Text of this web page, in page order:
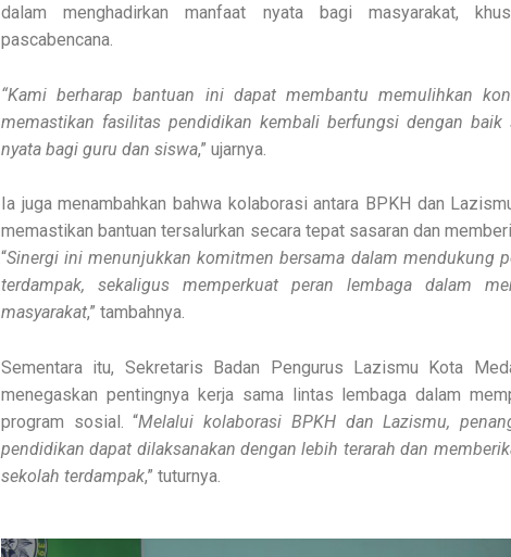
dalam menghadirkan manfaat nyata bagi masyarakat,
pascabencana.
“Kami berharap bantuan ini dapat membantu memulihkan
memastikan fasilitas pendidikan kembali berfungsi dengan baik
nyata bagi guru dan siswa,” ujarnya.
Ia juga menambahkan bahwa kolaborasi antara BPKH dan
memastikan bantuan tersalurkan secara tepat sasaran dan
“Sinergi ini menunjukkan komitmen bersama dalam mendukung
terdampak, sekaligus memperkuat peran lembaga dalam
masyarakat,” tambahnya.
Sementara itu, Sekretaris Badan Pengurus Lazismu Kota
menegaskan pentingnya kerja sama lintas lembaga dalam
program sosial. “Melalui kolaborasi BPKH dan Lazismu,
pendidikan dapat dilaksanakan dengan lebih terarah dan
sekolah terdampak,” tuturnya.